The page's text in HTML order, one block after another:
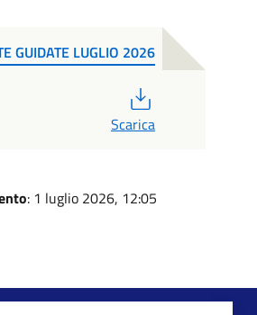
GUIDATE LUGLIO 2026
Scarica
: 1 luglio 2026, 12:05